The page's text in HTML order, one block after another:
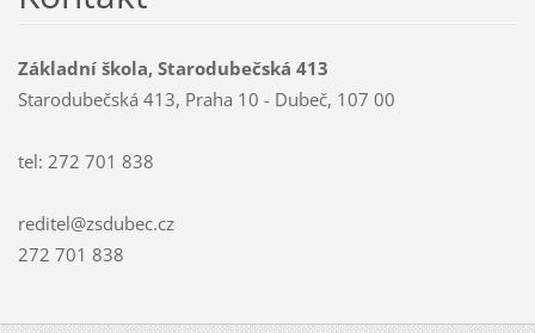
Základní škola, Starodubečská 413
Starodubečská 413, Praha 10 - Dubeč, 107 00
tel: 272 701 838
reditel@zsdubec.cz
272 701 838